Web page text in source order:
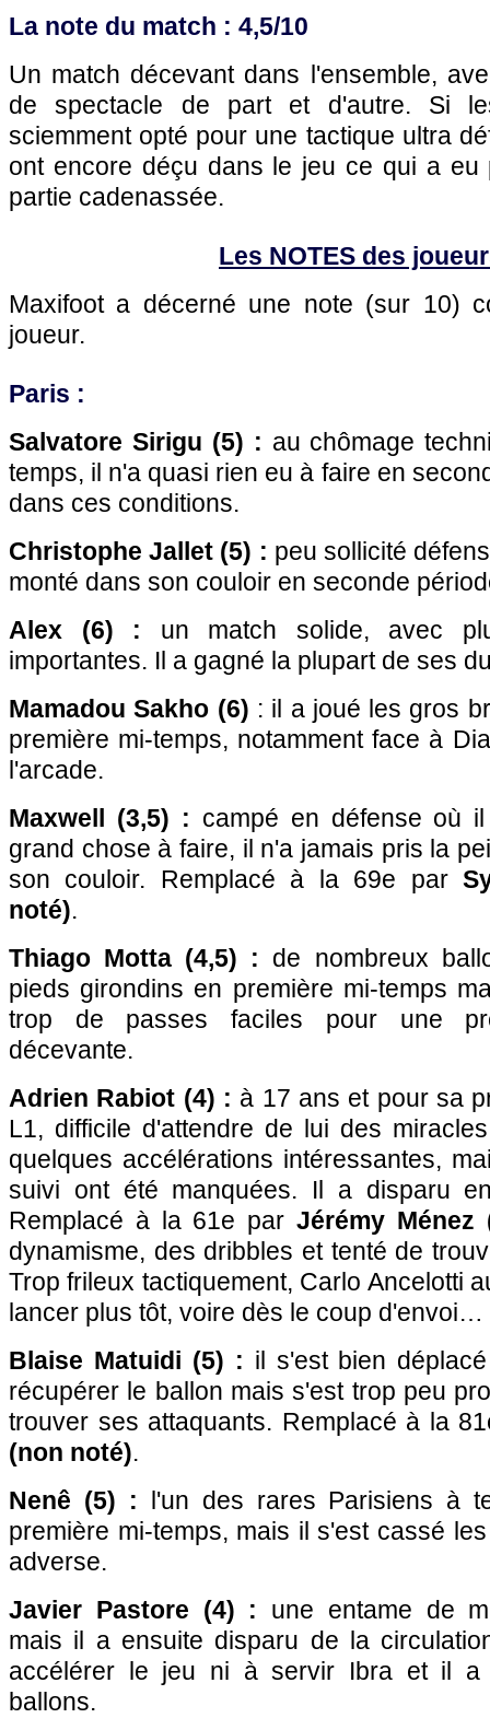
La note du match : 4,5/10
Un match décevant dans l'ensemble,
de spectacle de part et d'autre. Si
sciemment opté pour une tactique ultra
ont encore déçu dans le jeu ce qui a eu
partie cadenassée.
Les NOTES des
Maxifoot a décerné une note (sur 10)
joueur.
Paris :
Salvatore Sirigu (5) : au chômage
temps, il n'a quasi rien eu à faire en
dans ces conditions.
Christophe Jallet (5) : peu sollicité
monté dans son couloir en seconde
Alex (6) : un match solide, avec
importantes. Il a gagné la plupart de ses
Mamadou Sakho (6) : il a joué les gros
première mi-temps, notamment face à
l'arcade.
Maxwell (3,5) : campé en défense où
grand chose à faire, il n'a jamais pris la
son couloir. Remplacé à la 69e par
noté).
Thiago Motta (4,5) : de nombreux
pieds girondins en première mi-temps
trop de passes faciles pour une
décevante.
Adrien Rabiot (4) : à 17 ans et pour sa
L1, difficile d'attendre de lui des
quelques accélérations intéressantes,
suivi ont été manquées. Il a disparu
Remplacé à la 61e parJérémy
dynamisme, des dribbles et tenté de
Trop frileux tactiquement, Carlo Ancelotti
lancer plus tôt, voire dès le coup d'envoi…
Blaise Matuidi (5) : il s'est bien
récupérer le ballon mais s'est trop peu
trouver ses attaquants. Remplacé à la
(non noté).
Nenê (5) : l'un des rares Parisiens à
première mi-temps, mais il s'est cassé
adverse.
Javier Pastore (4) : une entame de
mais il a ensuite disparu de la
accélérer le jeu ni à servir Ibra et il a
ballons.